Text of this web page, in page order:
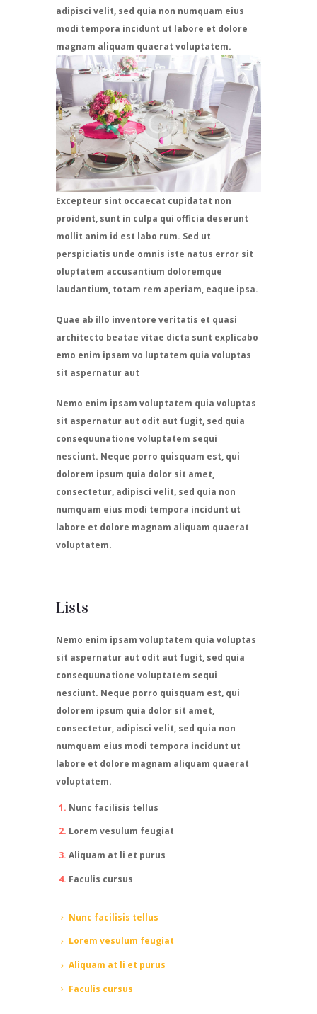
adipisci velit, sed quia non numquam eius
modi tempora incidunt ut labore et dolore
magnam aliquam quaerat voluptatem.
Excepteur sint occaecat cupidatat non
proident, sunt in culpa qui officia deserunt
mollit anim id est labo rum. Sed ut
perspiciatis unde omnis iste natus error sit
oluptatem accusantium doloremque
laudantium, totam rem aperiam, eaque ipsa.
Quae ab illo inventore veritatis et quasi
architecto beatae vitae dicta sunt explicabo
emo enim ipsam vo luptatem quia voluptas
sit aspernatur aut
Nemo enim ipsam voluptatem quia voluptas
sit aspernatur aut odit aut fugit, sed quia
consequunatione voluptatem sequi
nesciunt. Neque porro quisquam est, qui
dolorem ipsum quia dolor sit amet,
consectetur, adipisci velit, sed quia non
numquam eius modi tempora incidunt ut
labore et dolore magnam aliquam quaerat
voluptatem.
Lists
Nemo enim ipsam voluptatem quia voluptas
sit aspernatur aut odit aut fugit, sed quia
consequunatione voluptatem sequi
nesciunt. Neque porro quisquam est, qui
dolorem ipsum quia dolor sit amet,
consectetur, adipisci velit, sed quia non
numquam eius modi tempora incidunt ut
labore et dolore magnam aliquam quaerat
voluptatem.
Nunc facilisis tellus
Lorem vesulum feugiat
Aliquam at li et purus
Faculis cursus
Nunc facilisis tellus
Lorem vesulum feugiat
Aliquam at li et purus
Faculis cursus